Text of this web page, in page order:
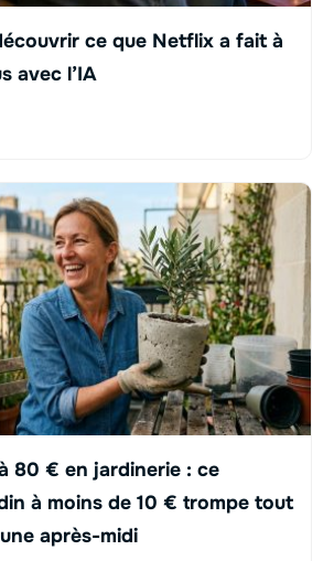
ce que Netflix a fait à
avec l’IA
80 € en jardinerie : ce
à moins de 10 € trompe tout
après-midi